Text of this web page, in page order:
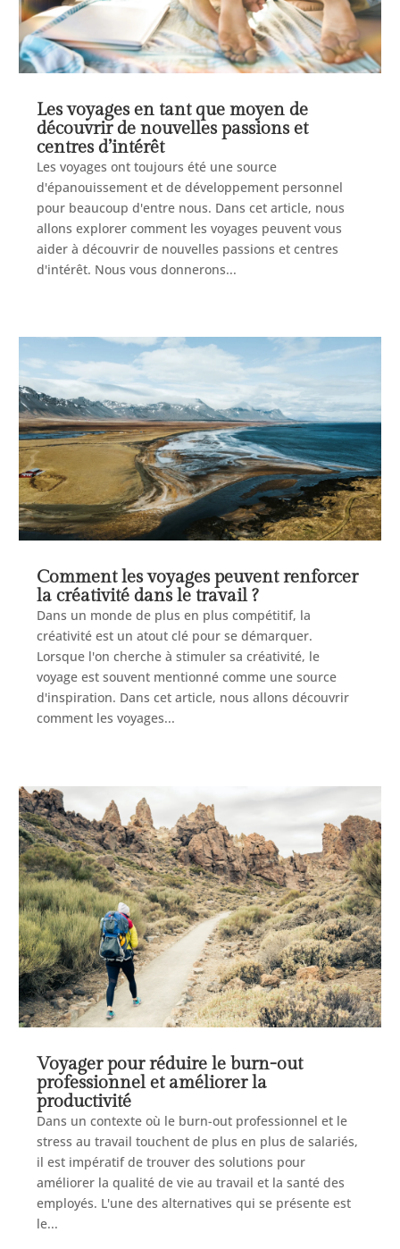
Les voyages en tant que moyen de
découvrir de nouvelles passions et
centres d’intérêt
Les voyages ont toujours été une source
d'épanouissement et de développement personnel
pour beaucoup d'entre nous. Dans cet article, nous
allons explorer comment les voyages peuvent vous
aider à découvrir de nouvelles passions et centres
d'intérêt. Nous vous donnerons...
Comment les voyages peuvent renforcer
la créativité dans le travail ?
Dans un monde de plus en plus compétitif, la
créativité est un atout clé pour se démarquer.
Lorsque l'on cherche à stimuler sa créativité, le
voyage est souvent mentionné comme une source
d'inspiration. Dans cet article, nous allons découvrir
comment les voyages...
Voyager pour réduire le burn-out
professionnel et améliorer la
productivité
Dans un contexte où le burn-out professionnel et le
stress au travail touchent de plus en plus de salariés,
il est impératif de trouver des solutions pour
améliorer la qualité de vie au travail et la santé des
employés. L'une des alternatives qui se présente est
le...